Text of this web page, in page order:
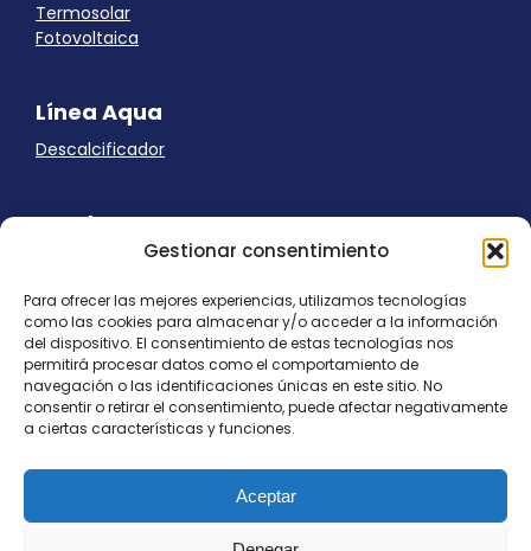
Gestionar consentimiento
Para ofrecer las mejores experiencias, utilizamos tecnologías
como las cookies para almacenar y/o acceder a la información
del dispositivo. El consentimiento de estas tecnologías nos
permitirá procesar datos como el comportamiento de
navegación o las identificaciones únicas en este sitio. No
consentir o retirar el consentimiento, puede afectar negativamente
a ciertas características y funciones.
Aceptar
Termosolar
Fotovoltaica
Línea Aqua
Descalcificador
Ayuda
Panel Cookies
Política de privacidad
contacto@nostresol.com
Canal de Denuncias
Trabaja con nosotros